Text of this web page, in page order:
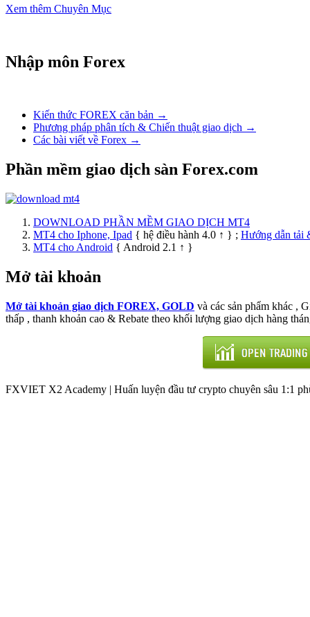
Xem thêm Chuyên Mục
Nhập môn Forex
Kiến thức FOREX căn bản →
Phương pháp phân tích & Chiến thuật giao dịch →
Các bài viết về Forex →
Phần mềm giao dịch sàn Forex.com
DOWNLOAD PHẦN MỀM GIAO DỊCH MT4
MT4 cho Iphone, Ipad { hệ điều hành 4.0 ↑ } ; Hướng dẫn tải
MT4 cho Android { Android 2.1 ↑ }
Mở tài khoản
Mở tài khoản giao dịch FOREX, GOLD và các sản phẩm khác ,
thấp , thanh khoản cao & Rebate theo khối lượng giao dịch hàng
FXVIET X2 Academy | Huấn luyện đầu tư crypto chuyên sâu 1:1